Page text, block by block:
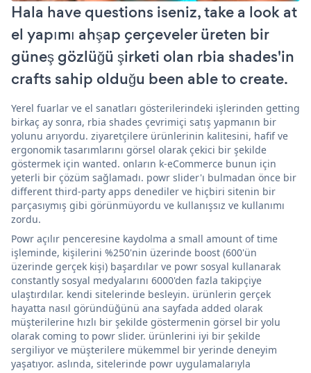
Hala have questions iseniz, take a look at
el yapımı ahşap çerçeveler üreten bir
güneş gözlüğü şirketi olan rbia shades'in
crafts sahip olduğu been able to create.
Yerel fuarlar ve el sanatları gösterilerindeki işlerinden getting
birkaç ay sonra, rbia shades çevrimiçi satış yapmanın bir
yolunu arıyordu. ziyaretçilere ürünlerinin kalitesini, hafif ve
ergonomik tasarımlarını görsel olarak çekici bir şekilde
göstermek için wanted. onların k-eCommerce bunun için
yeterli bir çözüm sağlamadı. powr slider'ı bulmadan önce bir
different third-party apps denediler ve hiçbiri sitenin bir
parçasıymış gibi görünmüyordu ve kullanışsız ve kullanımı
zordu.
Powr açılır penceresine kaydolma a small amount of time
işleminde, kişilerini %250'nin üzerinde boost (600'ün
üzerinde gerçek kişi) başardılar ve powr sosyal kullanarak
constantly sosyal medyalarını 6000'den fazla takipçiye
ulaştırdılar. kendi sitelerinde besleyin. ürünlerin gerçek
hayatta nasıl göründüğünü ana sayfada added olarak
müşterilerine hızlı bir şekilde göstermenin görsel bir yolu
olarak coming to powr slider. ürünlerini iyi bir şekilde
sergiliyor ve müşterilere mükemmel bir yerinde deneyim
yaşatıyor. aslında, sitelerinde powr uygulamalarıyla